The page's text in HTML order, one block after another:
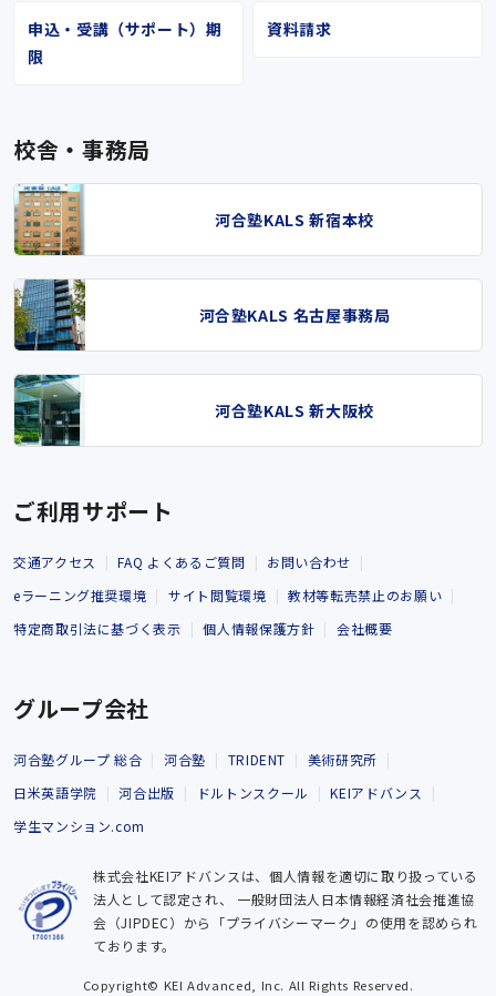
申込・受講（サポート）期
限
資料請求
校舎・事務局
河合塾KALS 新宿本校
河合塾KALS 名古屋事務局
河合塾KALS 新大阪校
ご利用サポート
交通アクセス FAQ よくあるご質問
お問い合わせ
eラーニング推奨環境
サイト閲覧環境
教材等転売禁止のお願い
特定商取引法に基づく表示
個人情報保護方針 会社概要
グループ会社
河合塾グループ 総合 河合塾 TRIDENT
美術研究所
日米英語学院
河合出版 ドルトンスクール
KEIアドバンス
学生マンション.com
株式会社KEIアドバンスは、個人情報を適切に取り扱っている
法人として認定され、 一般財団法人日本情報経済社会推進協
会（JIPDEC）から「プライバシーマーク」の使用を認められ
ております。
Copyright© KEI Advanced, Inc. All Rights Reserved.